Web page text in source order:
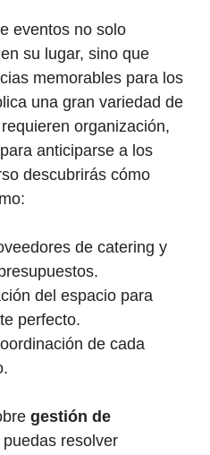
eventos no solo
su lugar, sino que
memorables para los
una gran variedad de
organización,
anticiparse a los
descubrirás cómo
de catering y
del espacio para
perfecto.
de cada
gestión de
resolver